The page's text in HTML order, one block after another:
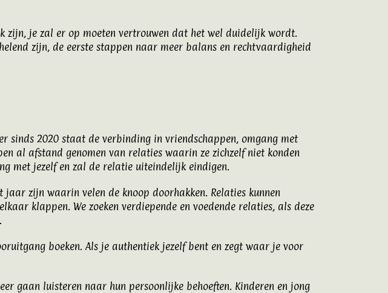
zijn, je zal er op moeten vertrouwen dat het wel duidelijk wordt.
zijn, de eerste stappen naar meer balans en rechtvaardigheid
sinds 2020 staat de verbinding in vriendschappen, omgang met
al afstand genomen van relaties waarin ze zichzelf niet konden
met jezelf en zal de relatie uiteindelijk eindigen.
zijn waarin velen de knoop doorhakken. Relaties kunnen
klappen. We zoeken verdiepende en voedende relaties, als deze
boeken. Als je authentiek jezelf bent en zegt waar je voor
gaan luisteren naar hun persoonlijke behoeften. Kinderen en jong